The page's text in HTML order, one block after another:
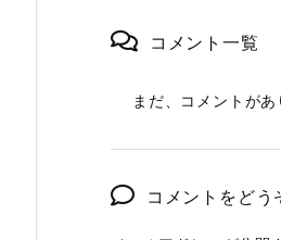
コメント一覧
まだ、コメントがあ
コメントをどう